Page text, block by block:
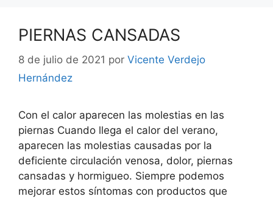
PIERNAS CANSADAS
8 de julio de 2021 por Vicente Verdejo
Hernández
Con el calor aparecen las molestias en las
piernas Cuando llega el calor del verano,
aparecen las molestias causadas por la
deficiente circulación venosa, dolor, piernas
cansadas y hormigueo. Siempre podemos
mejorar estos síntomas con productos que